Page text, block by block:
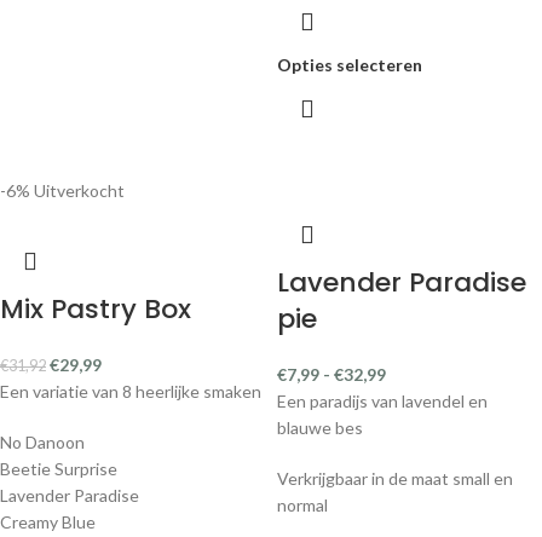
Opties selecteren
-6% Uitverkocht
Mix Pastry Box
€31,92 €29,99
Een variatie van 8 heerlijke smaken
No Danoon
Beetie Surprise
Lavender Paradise
Creamy Blue
Lavender Paradise
pie
€7,99 - €32,99
Een paradijs van lavendel en
blauwe bes
Verkrijgbaar in de maat small en
normal